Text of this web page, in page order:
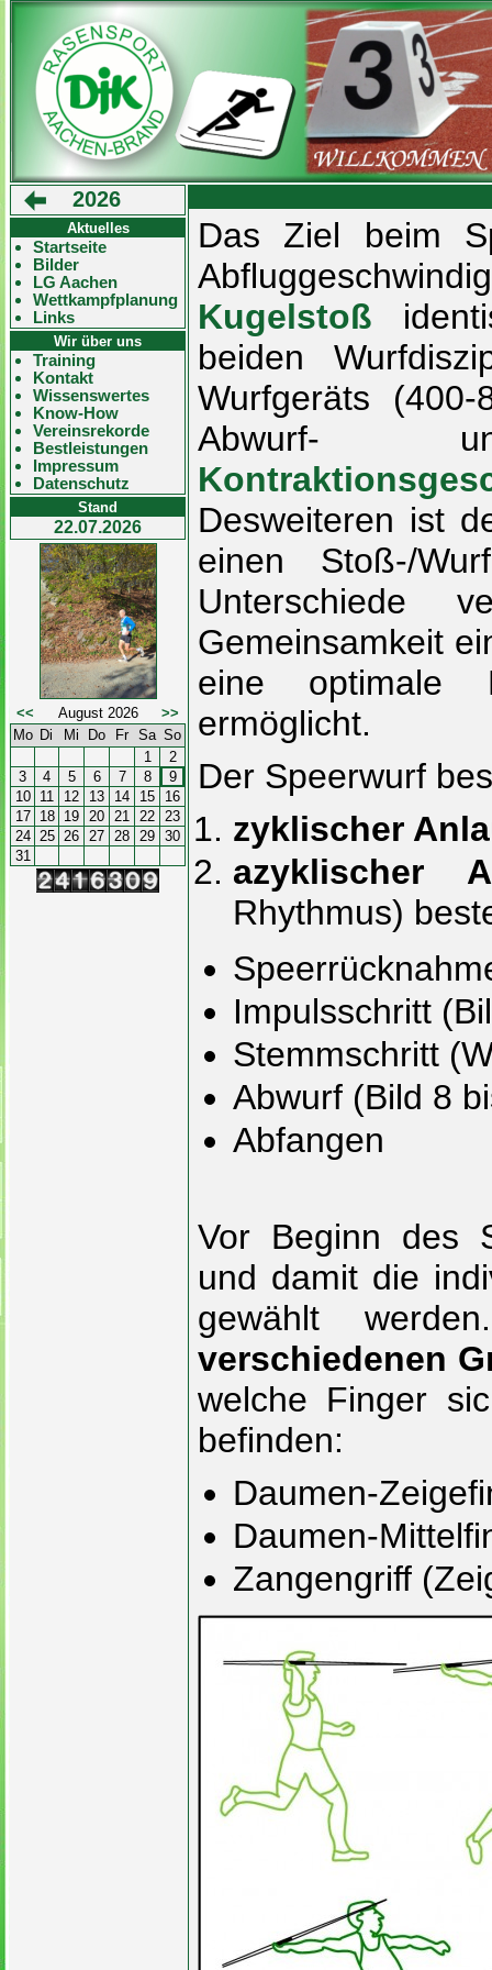
2026
Aktuelles
Startseite
Bilder
LG Aachen
Wettkampfplanung
Links
Wir über uns
Training
Kontakt
Wissenswertes
Know-How
Vereinsrekorde
Bestleistungen
Impressum
Datenschutz
Stand
22.07.2026
<< >>
August 2026
Mo Di Mi Do Fr Sa So
1
2
3
4 5 6 7 8
9
10
11 12 13 14 15
16
17
18 19 20 21 22 23
24 25 26 27 28 29 30
31
Das Ziel beim
Kugelstoß
beiden
Wurfgeräts
Abwurf-
Desweiteren ist
einen Stoß-/
Unterschiede
Gemeinsamkeit
eine optimale
ermöglicht.
Der Speerwurf
zyklischer
azyklischer
Rhythmus)
Impulsschritt
Stemmschritt
Abwurf (Bild 8
Abfangen
Vor Beginn des
und damit die
gewählt
verschiedenen
welche Finger
befinden:
Daumen-
Daumen-
Zangengriff